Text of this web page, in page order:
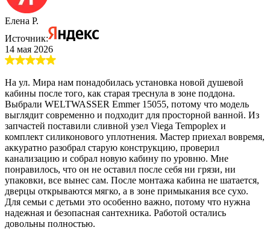
Елена Р.
Источник:
14 мая 2026
На ул. Мира нам понадобилась установка новой душевой
кабины после того, как старая треснула в зоне поддона.
Выбрали WELTWASSER Emmer 15055, потому что модель
выглядит современно и подходит для просторной ванной. Из
запчастей поставили сливной узел Viega Tempoplex и
комплект силиконового уплотнения. Мастер приехал вовремя,
аккуратно разобрал старую конструкцию, проверил
канализацию и собрал новую кабину по уровню. Мне
понравилось, что он не оставил после себя ни грязи, ни
упаковки, все вынес сам. После монтажа кабина не шатается,
дверцы открываются мягко, а в зоне примыкания все сухо.
Для семьи с детьми это особенно важно, потому что нужна
надежная и безопасная сантехника. Работой остались
довольны полностью.